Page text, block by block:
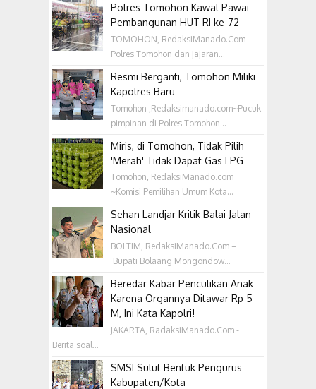
Polres Tomohon Kawal Pawai
Pembangunan HUT RI ke-72
TOMOHON, RedaksiManado.Com –
Polres Tomohon dan jajaran...
Resmi Berganti, Tomohon Miliki
Kapolres Baru
Tomohon ,Redaksimanado.com~Pucuk
pimpinan di Polres Tomohon...
Miris, di Tomohon, Tidak Pilih
'Merah' Tidak Dapat Gas LPG
Tomohon, RedaksiManado.com
~Komisi Pemilihan Umum Kota...
Sehan Landjar Kritik Balai Jalan
Nasional
BOLTIM, RedaksiManado.Com –
Bupati Bolaang Mongondow...
Beredar Kabar Penculikan Anak
Karena Organnya Ditawar Rp 5
M, Ini Kata Kapolri!
JAKARTA, RadaksiManado.Com -
Berita soal...
SMSI Sulut Bentuk Pengurus
Kabupaten/Kota